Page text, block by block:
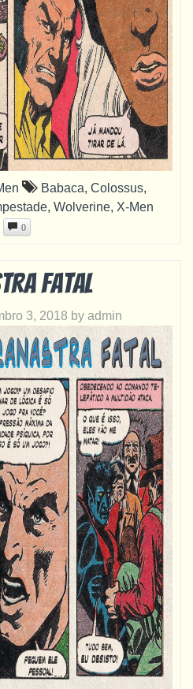
Babaca, Colossus,
, Wolverine, X-Men
0
Fatal
3, 2018 by admin